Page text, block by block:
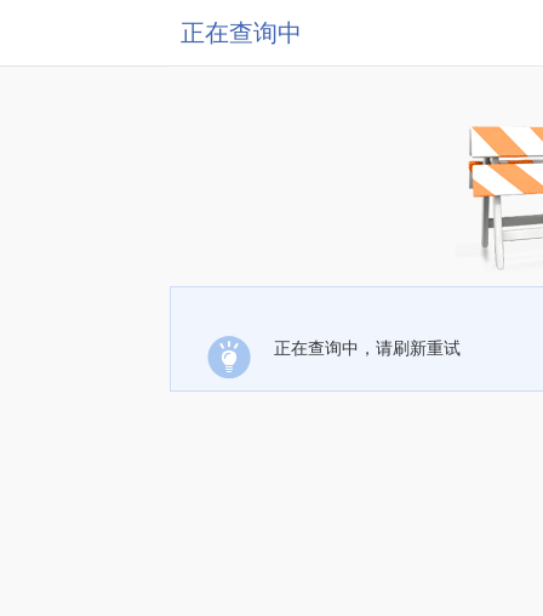
正在查询中
正在查询中，请刷新重试